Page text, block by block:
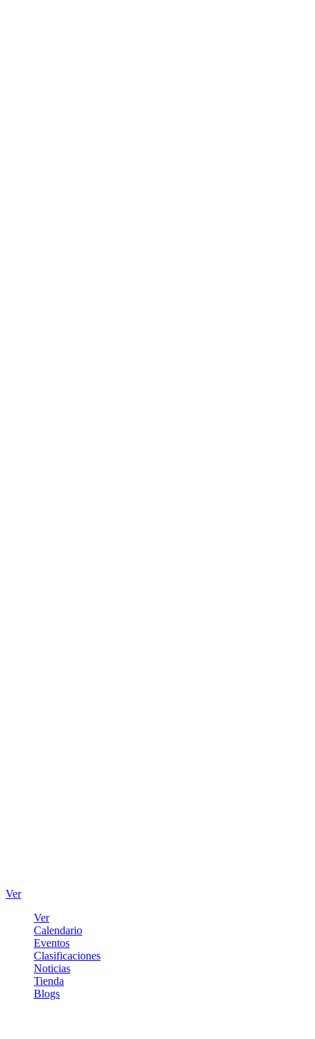
Ver
Ver
Calendario
Eventos
Clasificaciones
Noticias
Tienda
Blogs